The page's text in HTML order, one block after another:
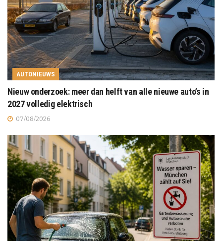
AUTONIEUWS
Nieuw onderzoek: meer dan helft van alle nieuwe auto’s in
2027 volledig elektrisch
07/08/2026